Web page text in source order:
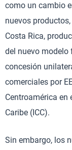
como un cambio
nuevos
Costa Rica,
del nuevo
concesión
comerciales por
Centroamérica en
Caribe (ICC).
Sin embargo, los